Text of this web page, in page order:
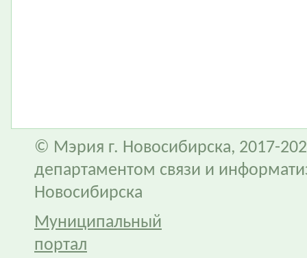
© Мэрия г. Новосибирска, 2017-
департаментом связи и
Новосибирска
Муниципальный
портал